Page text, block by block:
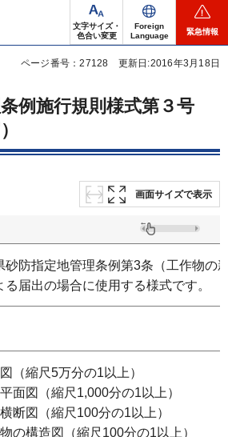
文字サイズ・
色合い変更
Foreign
Language
緊急情報
ページ番号：27128 更新日:2016年3月18日
例施行規則様式第３号
画面サイズで表示
砂防指定地管理条例第3条（工作物の
る届出の場合に使用する様式です。
（縮尺5万分の1以上）
面図（縮尺1,000分の1以上）
断図（縮尺100分の1以上）
の構造図（縮尺100分の1以上）